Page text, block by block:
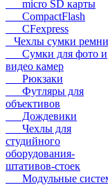
micro SD карты
CompactFlash
CFexpress
Чехлы сумки ремни
Сумки для фото и
видео камер
Рюкзаки
Футляры для
объективов
Дождевики
Чехлы для
студийного
оборудования-
штативов-стоек
Модульные